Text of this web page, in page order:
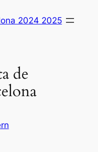
2024 2025
de